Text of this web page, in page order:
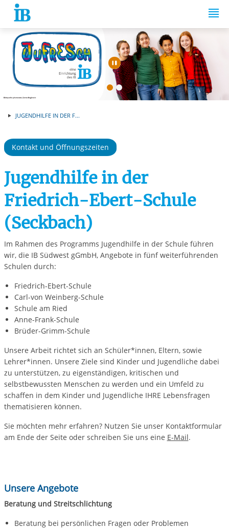
Springe zum Inhalt
Automatische
JUGENDHILFE IN DER F...
Kontakt und Öffnungszeiten
Jugendhilfe in der
Friedrich-Ebert-Schule
(Seckbach)
Im Rahmen des Programms Jugendhilfe in der Schule führen
wir, die IB Südwest gGmbH, Angebote in fünf weiterführenden
Schulen durch:
Friedrich-Ebert-Schule
Carl-von Weinberg-Schule
Schule am Ried
Anne-Frank-Schule
Brüder-Grimm-Schule
Unsere Arbeit richtet sich an Schüler*innen, Eltern, sowie
Lehrer*innen. Unsere Ziele sind Kinder und Jugendliche dabei
zu unterstützen, zu eigenständigen, kritischen und
selbstbewussten Menschen zu werden und ein Umfeld zu
schaffen in dem Kinder und Jugendliche IHRE Lebensfragen
thematisieren können.
Sie möchten mehr erfahren? Nutzen Sie unser Kontaktformular
am Ende der Seite oder schreiben Sie uns eine E-Mail.
Unsere Angebote
Beratung und Streitschlichtung
Beratung bei persönlichen Fragen oder Problemen